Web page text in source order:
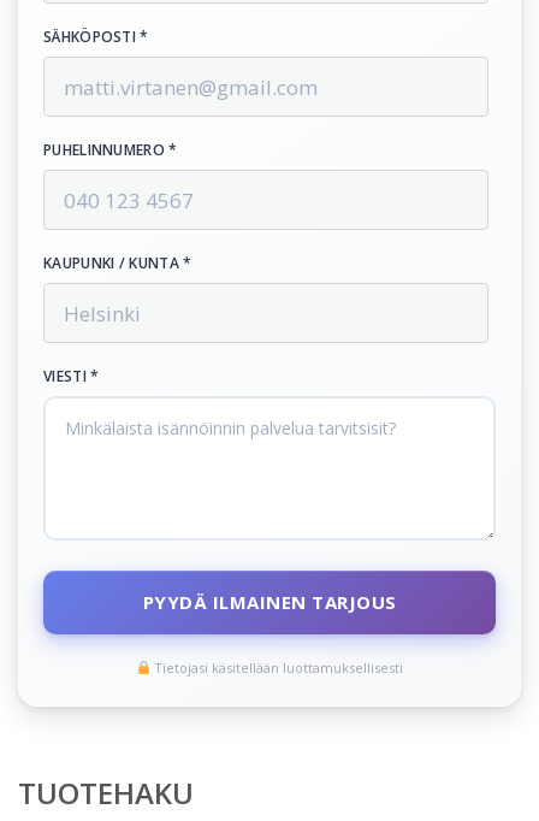
SÄHKÖPOSTI *
PUHELINNUMERO *
KAUPUNKI / KUNTA *
VIESTI *
PYYDÄ ILMAINEN TARJOUS
Tietojasi käsitellään luottamuksellisesti
TUOTEHAKU